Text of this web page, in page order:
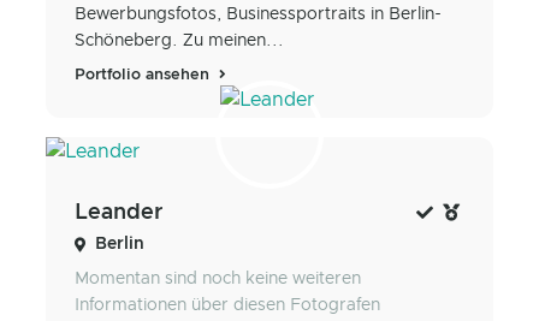
Bewerbungsfotos, Businessportraits in Berlin-
Schöneberg. Zu meinen...
Portfolio ansehen
Leander
Berlin
Momentan sind noch keine weiteren
Informationen über diesen Fotografen